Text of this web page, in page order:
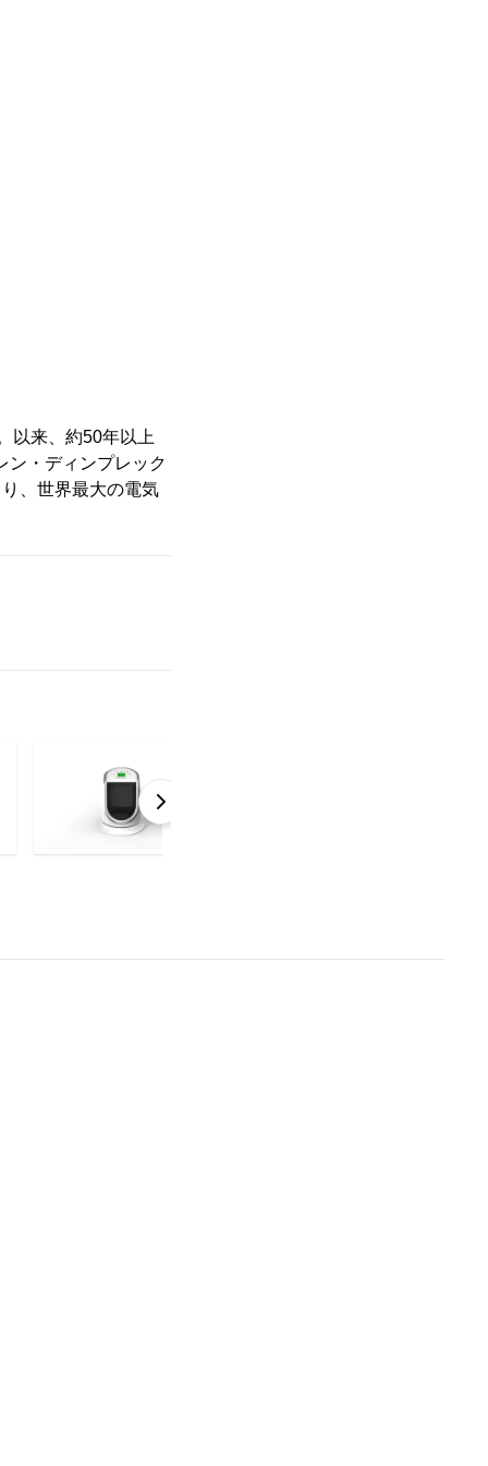
以来、約50年以上
ン・ディンプレック
、世界最大の電気